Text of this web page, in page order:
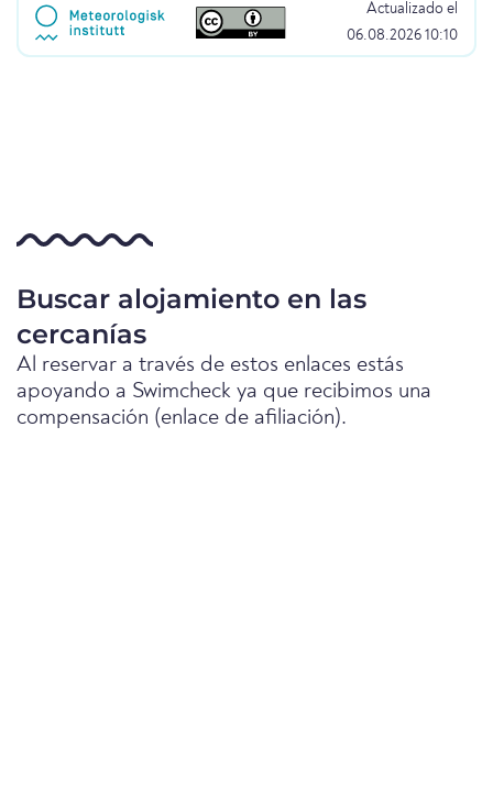
Actualizado el
06.08.2026 10:10
Buscar alojamiento en las
cercanías
Al reservar a través de estos enlaces estás
apoyando a Swimcheck ya que recibimos una
compensación (enlace de afiliación).